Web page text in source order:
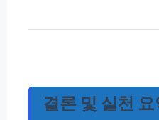
결론 및 실천 요